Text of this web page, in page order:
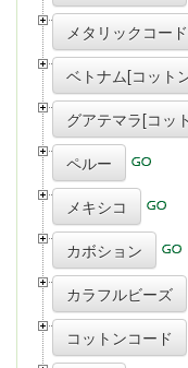
メタリックコード
ベトナム[コット
グアテマラ[コッ
ペルー
メキシコ
カボション
カラフルビーズ
コットンコード